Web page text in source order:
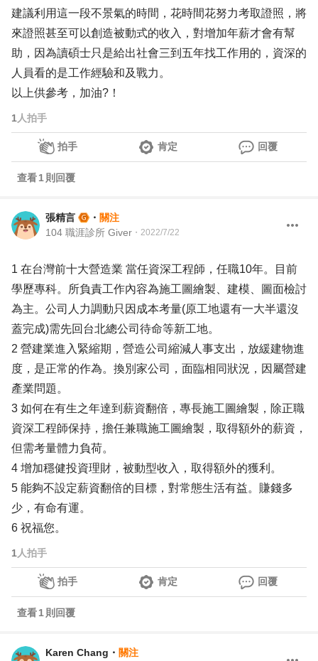
建議利用這一段不景氣的時間，花時間花努力考取證照，將
來證照甚至可以創造被動式的收入，對增加年薪才會有幫
助，因為讀碩士只是給出社會三到五年找工作用的，資深的
人員看的是工作經驗和及戰力。
以上供參考，加油?！
1 人拍手
拍手 肯定 回覆
查看1 則回覆
張精言 ・ 關注
104 職涯診所 Giver ・ 2022/7/22
1 在台灣前十大營造業 當任資深工程師，任職10年。目前
學歷專科。所負責工作內容為施工圖繪製、建模、圖面檢討
為主。公司人力調動只因成本考量(原工地還有一大半還沒
蓋完成)需先回台北總公司待命等新工地。
2 營建業進入緊縮期，營造公司縮減人事支出，放緩建物進
度，是正常的作為。換別家公司，面臨相同狀況，因屬營建
產業問題。
3 如何在有生之年達到薪資翻倍，專長施工圖繪製，除正職
資深工程師保持，擔任兼職施工圖繪製，取得額外的薪資，
但需考量體力負荷。
4 增加穩健投資理財，被動型收入，取得額外的獲利。
5 能夠不設定薪資翻倍的目標，對常態生活有益。賺錢多
少，有命有運。
6 祝福您。
1 人拍手
拍手 肯定 回覆
查看1 則回覆
Karen Chang ・ 關注